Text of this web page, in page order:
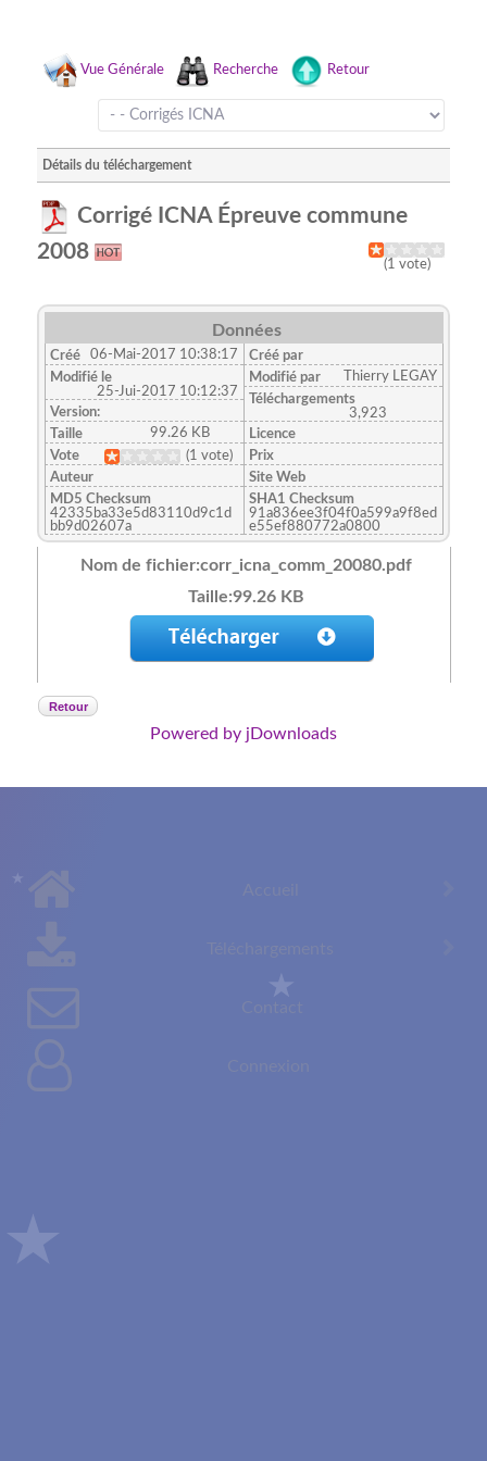
Vue Générale Recherche Retour
Détails du téléchargement
Corrigé ICNA Épreuve commune
2008
(1 vote)
Données
Créé
06-Mai-2017 10:38:17
Modifié le
25-Jui-2017 10:12:37
Version:
Taille
99.26 KB
Vote
(1 vote)
Auteur
MD5 Checksum
42335ba33e5d83110d9c1d
bb9d02607a
Créé par
Modifié par
Thierry LEGAY
Téléchargements
3,923
Licence
Prix
Site Web
SHA1 Checksum
91a836ee3f04f0a599a9f8ed
e55ef880772a0800
Nom de fichier:corr_icna_comm_20080.pdf
Taille:99.26 KB
Retour
Powered by jDownloads